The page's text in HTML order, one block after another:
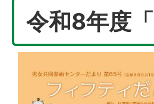
令和8年度